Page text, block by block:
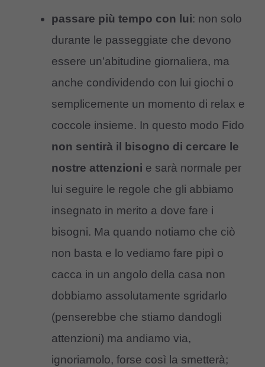
passare più tempo con lui: non solo
durante le passeggiate che devono
essere un’abitudine giornaliera, ma
anche condividendo con lui giochi o
semplicemente un momento di relax e
coccole insieme. In questo modo Fido
non sentirà il bisogno di cercare le
nostre attenzioni e sarà normale per
lui seguire le regole che gli abbiamo
insegnato in merito a dove fare i
bisogni. Ma quando notiamo che ciò
non basta e lo vediamo fare pipì o
cacca in un angolo della casa non
dobbiamo assolutamente sgridarlo
(penserebbe che stiamo dandogli
attenzioni) ma andiamo via,
ignoriamolo, forse così la smetterà;